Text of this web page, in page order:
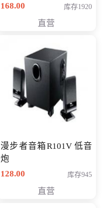
168.00
库存1920
直营
漫步者音箱R101V 低音
炮
128.00
库存945
直营